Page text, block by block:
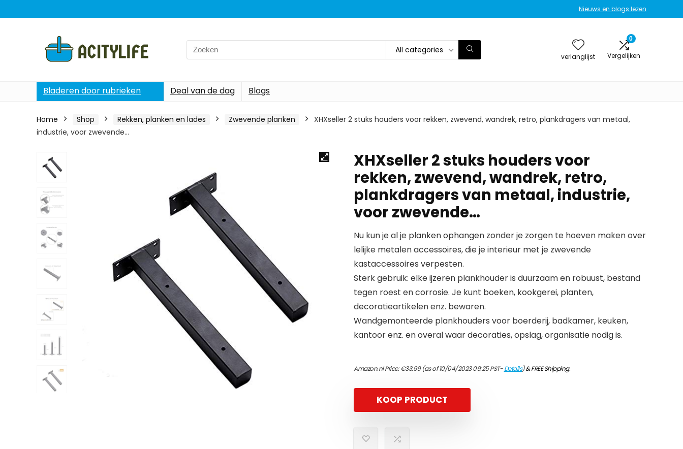
Nieuws en blogs lezen
Search
for:
All categories
verlanglijst
0
Vergelijken
Bladeren door rubrieken Deal van de dag Blogs
Home Shop Rekken, planken en lades Zwevende planken
XHXseller 2 stuks houders voor rekken, zwevend, wandrek, retro, plankdragers van metaal,
industrie, voor zwevende…
XHXseller 2 stuks houders voor
rekken, zwevend, wandrek, retro,
plankdragers van metaal, industrie,
voor zwevende…
Nu kun je al je planken ophangen zonder je zorgen te hoeven maken over
lelijke metalen accessoires, die je interieur met je zwevende
kastaccessoires verpesten.
Sterk gebruik: elke ijzeren plankhouder is duurzaam en robuust, bestand
tegen roest en corrosie. Je kunt boeken, kookgerei, planten,
decoratieartikelen enz. bewaren.
Wandgemonteerde plankhouders voor boerderij, badkamer, keuken,
kantoor enz. en overal waar decoraties, opslag, organisatie nodig is.
Amazon.nl Price:€33.99(as of 10/04/2023 09:25 PST-Details)&FREE Shipping.
KOOP PRODUCT